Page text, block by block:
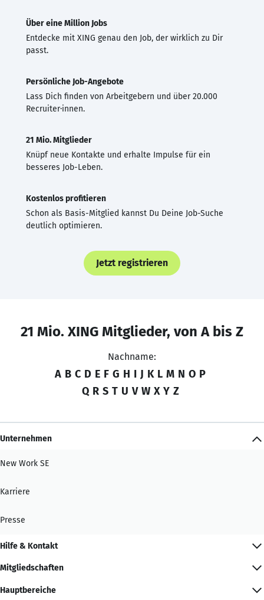
Über eine Million Jobs
Entdecke mit XING genau den Job, der wirklich zu Dir
passt.
Persönliche Job-Angebote
Lass Dich finden von Arbeitgebern und über 20.000
Recruiter·innen.
21 Mio. Mitglieder
Knüpf neue Kontakte und erhalte Impulse für ein
besseres Job-Leben.
Kostenlos profitieren
Schon als Basis-Mitglied kannst Du Deine Job-Suche
deutlich optimieren.
Jetzt registrieren
21 Mio. XING Mitglieder, von A bis Z
Nachname:
A B C D E F G H I J K L M N O P
Q R S T U V W X Y Z
Unternehmen
New Work SE
Karriere
Presse
Hilfe & Kontakt
Mitgliedschaften
Hauptbereiche